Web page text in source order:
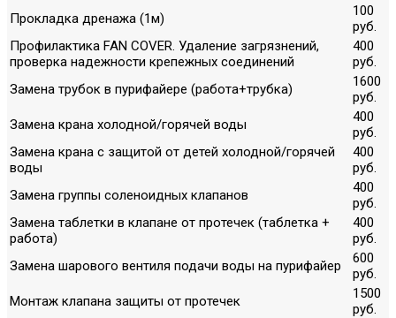
Прокладка дренажа (1м)
100
руб.
Профилактика FAN COVER. Удаление загрязнений,
проверка надежности крепежных соединений
400
руб.
Замена трубок в пурифайере (работа+трубка)
1600
руб.
Замена крана холодной/горячей воды
400
руб.
Замена крана с защитой от детей холодной/горячей
воды
400
руб.
Замена группы соленоидных клапанов
400
руб.
Замена таблетки в клапане от протечек (таблетка +
работа)
400
руб.
Замена шарового вентиля подачи воды на пурифайер
600
руб.
Монтаж клапана защиты от протечек
1500
руб.